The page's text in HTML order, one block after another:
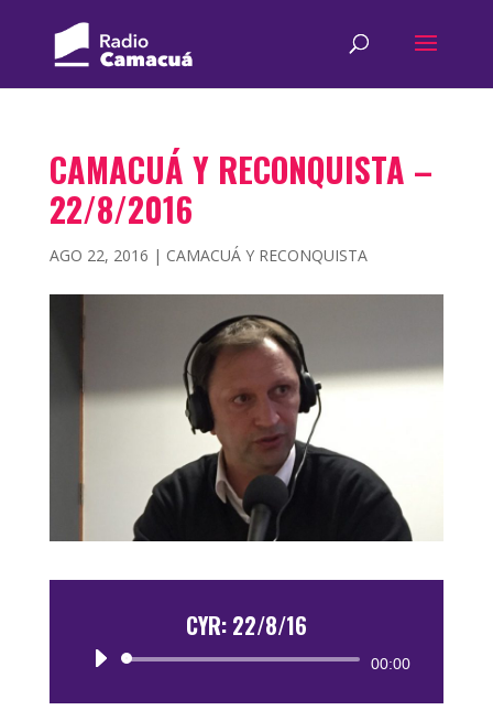
CAMACUÁ Y RECONQUISTA –
22/8/2016
AGO 22, 2016 | CAMACUÁ Y RECONQUISTA
CYR: 22/8/16
Reproductor
00:00